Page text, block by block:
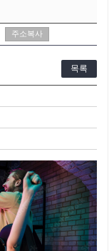
주소복사
목록